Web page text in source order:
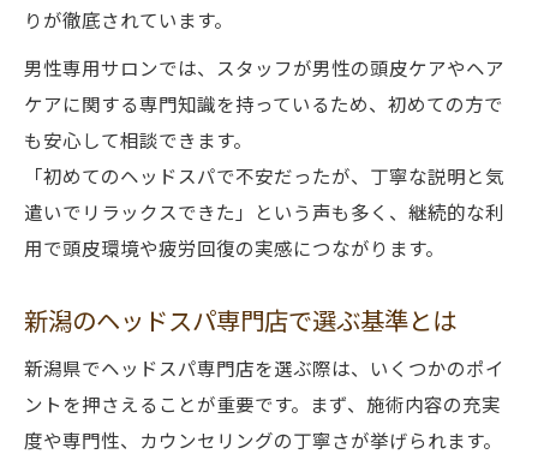
りが徹底されています。
男性専用サロンでは、スタッフが男性の頭皮ケアやヘア
ケアに関する専門知識を持っているため、初めての方で
も安心して相談できます。
「初めてのヘッドスパで不安だったが、丁寧な説明と気
遣いでリラックスできた」という声も多く、継続的な利
用で頭皮環境や疲労回復の実感につながります。
新潟のヘッドスパ専門店で選ぶ基準とは
新潟県でヘッドスパ専門店を選ぶ際は、いくつかのポイ
ントを押さえることが重要です。まず、施術内容の充実
度や専門性、カウンセリングの丁寧さが挙げられます。